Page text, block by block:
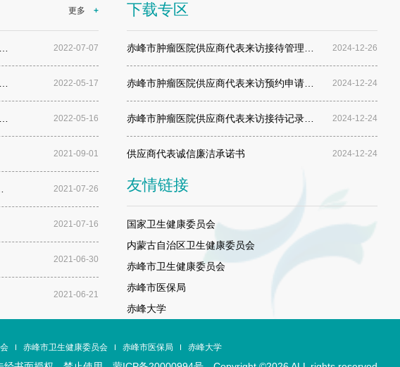
肿瘤外科四疗区 胸外科
耳鼻咽喉科
更多 +
2022-07-07
2022-05-17
2022-05-16
2021-09-01
2021-07-26
2021-07-16
2021-06-30
2021-06-21
下载专区
赤峰市肿瘤医院供应商代表来访接待管理… 2024-12-26
赤峰市肿瘤医院供应商代表来访预约申请… 2024-12-24
赤峰市肿瘤医院供应商代表来访接待记录… 2024-12-24
供应商代表诚信廉洁承诺书 2024-12-24
友情链接
国家卫生健康委员会
内蒙古自治区卫生健康委员会
赤峰市卫生健康委员会
赤峰市医保局
赤峰大学
赤峰市卫生健康委员会 赤峰市医保局 赤峰大学